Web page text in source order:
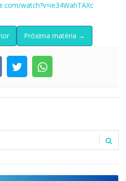
watch?v=ie34WahTAXc
Próxima matéria →